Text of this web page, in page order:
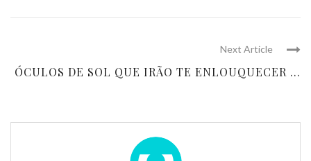
Next Article
ÓCULOS DE SOL QUE IRÃO TE ENLOUQUECER ...